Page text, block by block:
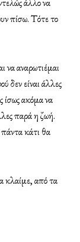
πίσω. Τότε το
να αναρωτιέμαι
δεν είναι άλλες
ακόμα να
παρά η ζωή.
κάτι θα
κλαίμε, από τα